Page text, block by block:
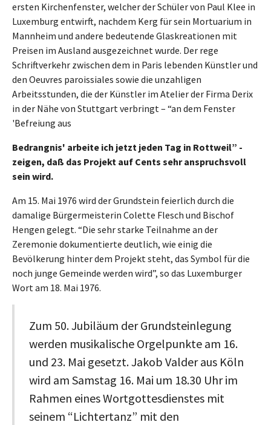
ersten Kirchenfenster, welcher der Schüler von Paul Klee in
Luxemburg entwirft, nachdem Kerg für sein Mortuarium in
Mannheim und andere bedeutende Glaskreationen mit
Preisen im Ausland ausgezeichnet wurde. Der rege
Schriftverkehr zwischen dem in Paris lebenden Künstler und
den Oeuvres paroissiales sowie die unzahligen
Arbeitsstunden, die der Künstler im Atelier der Firma Derix
in der Nähe von Stuttgart verbringt – “an dem Fenster
'Befreiung aus
Bedrangnis' arbeite ich jetzt jeden Tag in Rottweil” -
zeigen, daß das Projekt auf Cents sehr anspruchsvoll
sein wird.
Am 15. Mai 1976 wird der Grundstein feierlich durch die
damalige Bürgermeisterin Colette Flesch und Bischof
Hengen gelegt. “Die sehr starke Teilnahme an der
Zeremonie dokumentierte deutlich, wie einig die
Bevölkerung hinter dem Projekt steht, das Symbol für die
noch junge Gemeinde werden wird”, so das Luxemburger
Wort am 18. Mai 1976.
Zum 50. Jubiläum der Grundsteinlegung
werden musikalische Orgelpunkte am 16.
und 23. Mai gesetzt. Jakob Valder aus Köln
wird am Samstag 16. Mai um 18.30 Uhr im
Rahmen eines Wortgottesdienstes mit
seinem “Lichtertanz” mit den